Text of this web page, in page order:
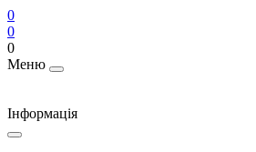
0
0
0
Меню
Інформація